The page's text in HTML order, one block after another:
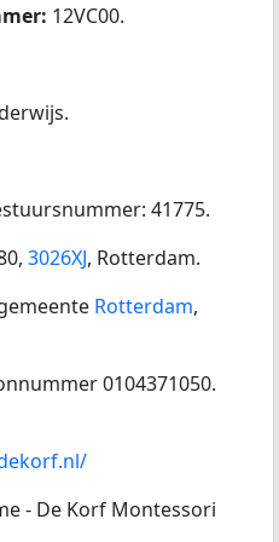
12VC00.
41775.
3026XJ, Rotterdam.
Rotterdam,
0104371050.
- De Korf Montessori